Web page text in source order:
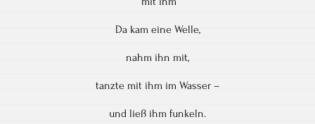
Da kam eine Welle,
nahm ihn mit,
tanzte mit ihm im Wasser –
und ließ ihm funkeln.